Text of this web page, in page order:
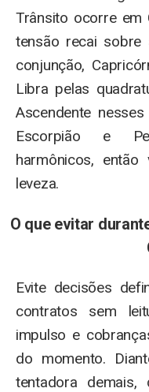
Trânsito ocorre em
tensão recai sobre
conjunção,
Libra pelas
Ascendente
Escorpião e
harmônicos,
leveza.
O que evitar
Evite decisões
contratos sem
impulso e
do momento.
tentadora